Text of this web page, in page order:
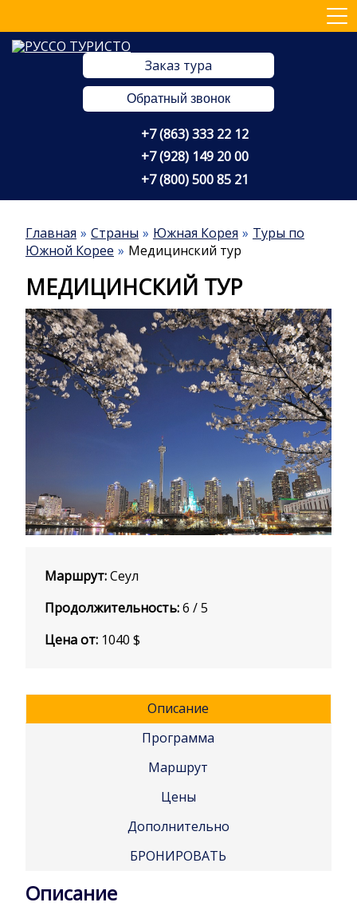
Заказ тура
Обратный звонок
+7 (863) 333 22 12
+7 (928) 149 20 00
+7 (800) 500 85 21
Главная Страны Южная Корея
Туры по
Южной Корее
Медицинский тур
МЕДИЦИНСКИЙ ТУР
Маршрут:Сеул
Продолжительность:6 / 5
Цена от: 1040 $
Описание
Программа
Маршрут
Цены
Дополнительно
БРОНИРОВАТЬ
Описание